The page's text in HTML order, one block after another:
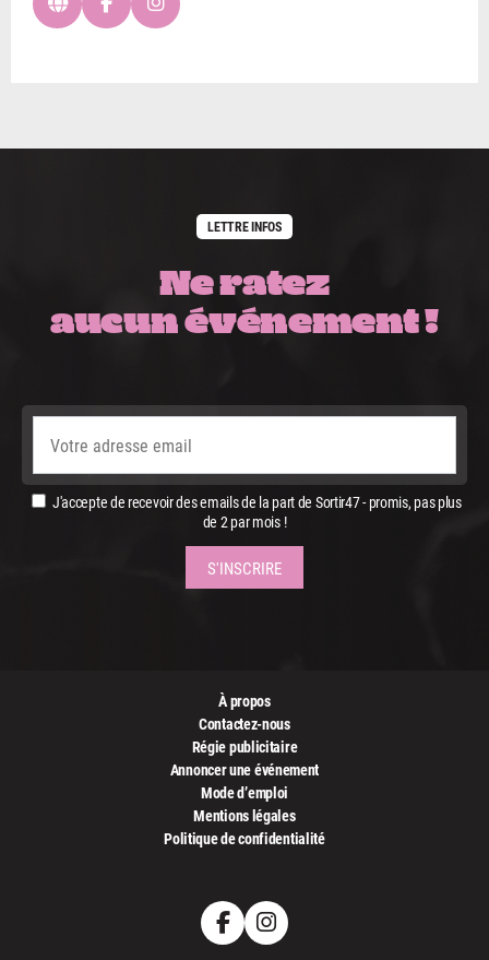
LETTRE INFOS
Ne ratez
aucun événement !
J'accepte de recevoir des emails de la part de Sortir47 - promis, pas plus
de 2 par mois !
À propos
Contactez-nous
Régie publicitaire
Annoncer une événement
Mode d’emploi
Mentions légales
Politique de confidentialité